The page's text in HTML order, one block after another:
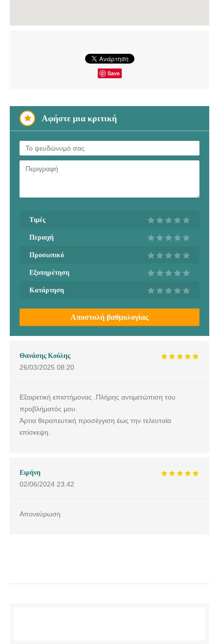
Save
Αφήστε μια κριτική
Τιμές
Περιοχή
Προσωπικό
Εξυπηρέτηση
Κατάρτηση
Αποστολή βαθμολογίας
Θανάσης Κούλης
26/03/2025 08:20
Εξαιρετική επιστήμονας .Πλήρης αντιμετώπιση του
προβλήματός μου.
Άρτια θεραπευτική προσέγγιση έως την τελευταία
επίσκεψη.
Ειρήνη
02/06/2024 23:42
Απονεύρωση